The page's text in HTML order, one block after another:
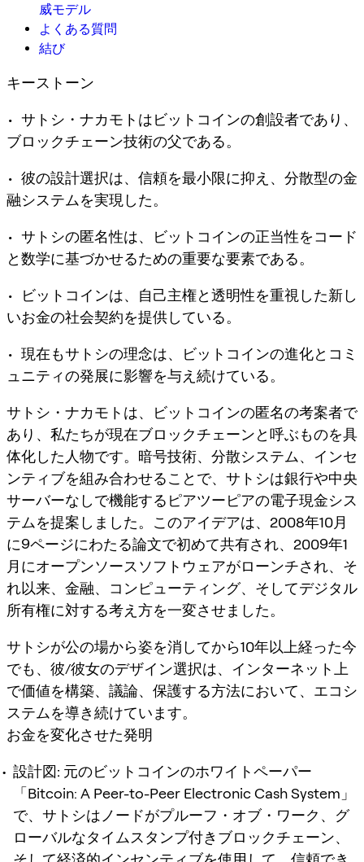
威モデル
よくある質問
結び
キーストーン
• サトシ・ナカモトはビットコインの創設者であり、
ブロックチェーン技術の父である。
• 彼の設計選択は、信頼を最小限に抑え、分散型の金
融システムを実現した。
• サトシの匿名性は、ビットコインの正当性をコード
と数学に基づかせるための重要な要素である。
• ビットコインは、自己主権と透明性を重視した新し
いお金の社会契約を提供している。
• 現在もサトシの理念は、ビットコインの進化とコミ
ュニティの発展に影響を与え続けている。
サトシ・ナカモトは、ビットコインの匿名の考案者で
あり、私たちが現在ブロックチェーンと呼ぶものを具
体化した人物です。暗号技術、分散システム、インセ
ンティブを組み合わせることで、サトシは銀行や中央
サーバーなしで機能するピアツーピアの電子現金シス
テムを提案しました。このアイデアは、2008年10月
に9ページにわたる論文で初めて共有され、2009年1
月にオープンソースソフトウェアがローンチされ、そ
れ以来、金融、コンピューティング、そしてデジタル
所有権に対する考え方を一変させました。
サトシが公の場から姿を消してから10年以上経った今
でも、彼/彼女のデザイン選択は、インターネット上
で価値を構築、議論、保護する方法において、エコシ
ステムを導き続けています。
お金を変化させた発明
設計図: 元のビットコインのホワイトペーパー
「Bitcoin: A Peer-to-Peer Electronic Cash System」
で、サトシはノードがプルーフ・オブ・ワーク、グ
ローバルなタイムスタンプ付きブロックチェーン、